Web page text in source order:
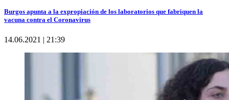
Burgos apunta a la expropiación de los laboratorios que fabriquen la
vacuna contra el Coronavirus
14.06.2021 | 21:39